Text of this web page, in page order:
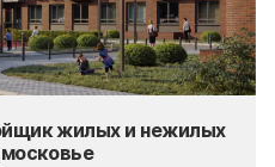
жилых и нежилых